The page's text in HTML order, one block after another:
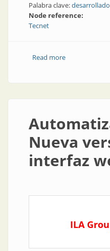
Palabra clave:
Node reference:
Tecnet
Read moreabout
Nueva
interfaz
ILA